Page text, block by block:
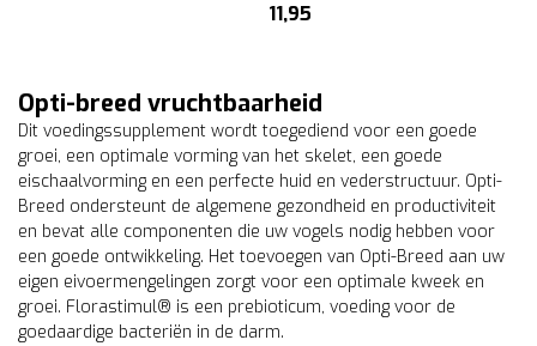
11,95
Opti-breed vruchtbaarheid
Dit voedingssupplement wordt toegediend voor een goede
groei, een optimale vorming van het skelet, een goede
eischaalvorming en een perfecte huid en vederstructuur. Opti-
Breed ondersteunt de algemene gezondheid en productiviteit
en bevat alle componenten die uw vogels nodig hebben voor
een goede ontwikkeling. Het toevoegen van Opti-Breed aan uw
eigen eivoermengelingen zorgt voor een optimale kweek en
groei. Florastimul® is een prebioticum, voeding voor de
goedaardige bacteriën in de darm.